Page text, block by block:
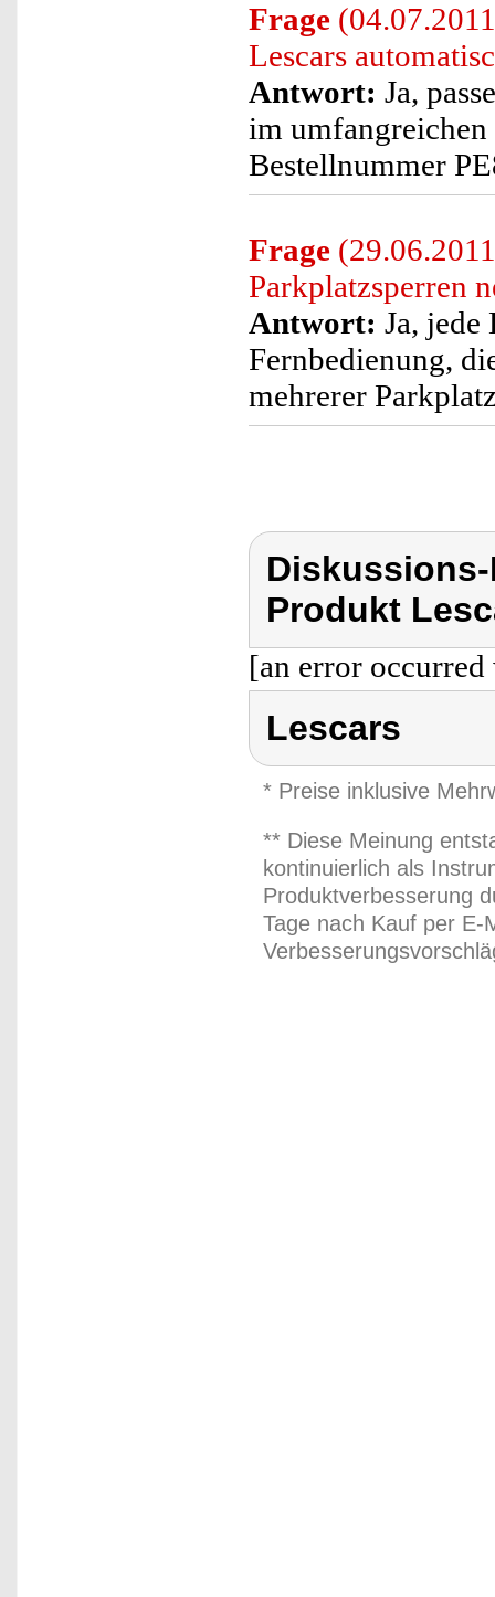
Frage
Lescars
Antwort: Ja,
im
Bestellnummer
Frage
Parkplatzsperren
Antwort: Ja, jede
Fernbedienung,
mehrerer
Produkt
[an error
Lescars
* Preise inklusive
** Diese Meinung
kontinuierlich als
Produktverbesserung
Tage nach Kauf per E-